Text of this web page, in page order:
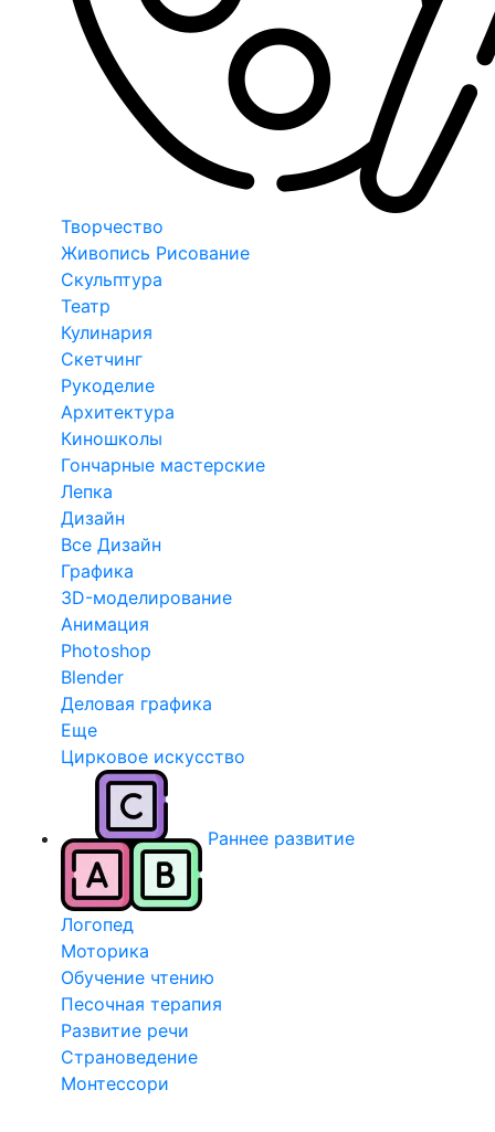
Творчество
Живопись Рисование
Скульптура
Театр
Кулинария
Скетчинг
Рукоделие
Архитектура
Киношколы
Гончарные мастерские
Лепка
Дизайн
Все Дизайн
Графика
3D-моделирование
Анимация
Photoshop
Blender
Деловая графика
Еще
Цирковое искусство
Раннее развитие
Логопед
Моторика
Обучение чтению
Песочная терапия
Развитие речи
Страноведение
Монтессори